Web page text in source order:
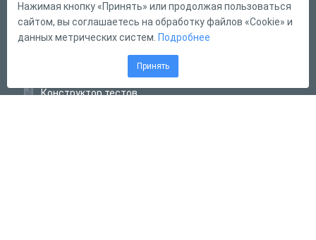
Справка
Форма обратной связи
Конструктор тестов
Нажимая кнопку «Принять» или продолжая пользоваться
сайтом, вы соглашаетесь на обработку файлов «Cookie» и
данных метрических систем. Подробнее
Принять